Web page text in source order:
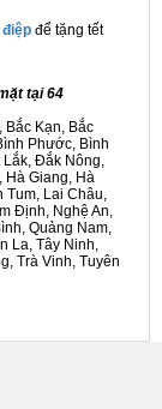
điệp để tặng tết
tại 64
Bắc Kạn, Bắc
Phước, Bình
Đắk Nông,
Hà Giang, Hà
Tum, Lai Châu,
Định, Nghệ An,
Quảng Nam,
La, Tây Ninh,
Trà Vinh, Tuyên